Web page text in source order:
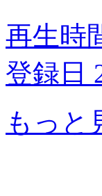
再生時
登録日
もっと